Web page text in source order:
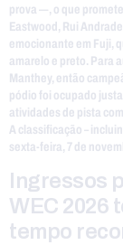
prova —, o que
Eastwood, Rui
emocionante em Fuji,
amarelo e preto. Para
Manthey, então
pódio foi ocupado
atividades de pista
A classificação –
sexta-feira, 7 de
Ingressos
WEC 2026
tempo